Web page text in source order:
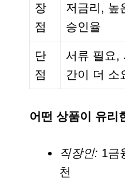
장
점
저금리, 높
승인율
단
점
서류 필요,
간이 더 소
어떤 상품이 유리
직장인: 1금
천